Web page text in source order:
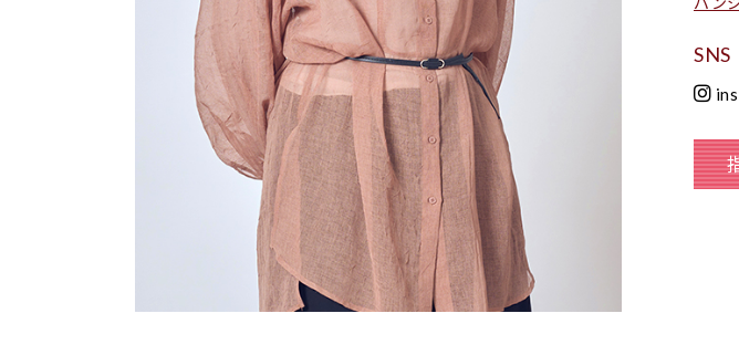
SNS